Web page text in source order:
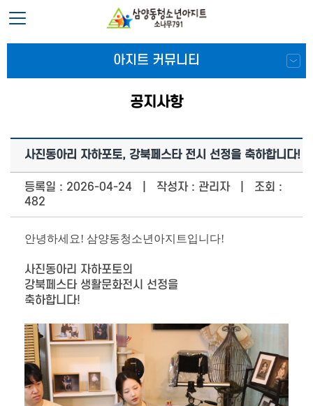
아지트 커뮤니티
공지사항
사진동아리 자하포토, 강북페스타 전시 선정을 축하합니다!
등록일 : 2026-04-24 | 작성자 : 관리자 | 조회 :
482
안녕하세요! 삼양동청소년아지트입니다!
사진동아리 자하포토의
강북페스타 생활문화전시 선정을
축하합니다!